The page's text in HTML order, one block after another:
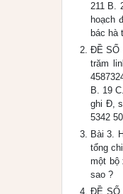
211 B.
hoạch
bác hà
ĐỀ SỐ
trăm
B. 19
ghi Đ,
5342
Bài 3.
tổng
một bộ
sao ?
ĐỀ SỐ